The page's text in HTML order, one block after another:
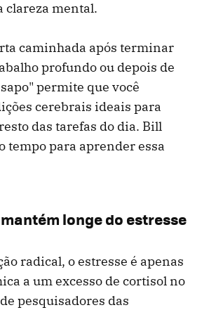
clareza mental.
caminhada após terminar
profundo ou depois de
permite que você
cerebrais ideais para
das tarefas do dia. Bill
tempo para aprender essa
longe do estresse
radical, o estresse é apenas
a um excesso de cortisol no
pesquisadores das